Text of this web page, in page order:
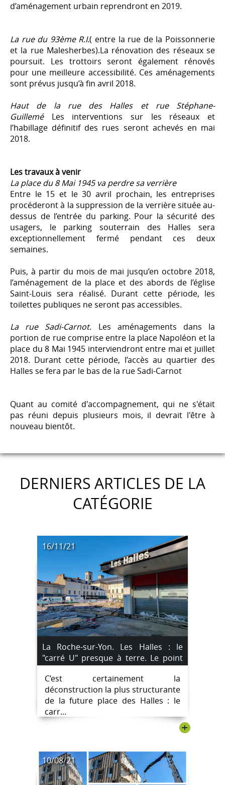
d’aménagement urbain reprendront en 2019.
La rue du 93ème R.I.( entre la rue de la Poissonnerie
et la rue Malesherbes).La rénovation des réseaux se
poursuit. Les trottoirs seront également rénovés
pour une meilleure accessibilité. Ces aménagements
sont prévus jusqu’à fin avril 2018.
Haut de la rue des Halles et rue Stéphane-
Guillemé Les interventions sur les réseaux et
l’habillage définitif des rues seront achevés en mai
2018.
Les travaux à venir
La place du 8 Mai 1945 va perdre sa verrière
Entre le 15 et le 30 avril prochain, les entreprises
procéderont à la suppression de la verrière située au-
dessus de l’entrée du parking. Pour la sécurité des
usagers, le parking souterrain des Halles sera
exceptionnellement fermé pendant ces deux
semaines.
Puis, à partir du mois de mai jusqu’en octobre 2018,
l’aménagement de la place et des abords de l’église
Saint-Louis sera réalisé. Durant cette période, les
toilettes publiques ne seront pas accessibles.
La rue Sadi-Carnot. Les aménagements dans la
portion de rue comprise entre la place Napoléon et la
place du 8 Mai 1945 interviendront entre mai et juillet
2018. Durant cette période, l’accès au quartier des
Halles se fera par le bas de la rue Sadi-Carnot
Quant au comité d'accompagnement, qui ne s'était
pas réuni depuis plusieurs mois, il devrait l'être à
nouveau bientôt.
DERNIERS ARTICLES DE LA
CATÉGORIE
16/11/21
La Roche-sur-Yon. Les Halles : le
"carré U" presque à terre. Le point
sur les travaux.
C’est certainement la
déconstruction la plus structurante
de la future place des Halles : le
carr...
+
10/08/21